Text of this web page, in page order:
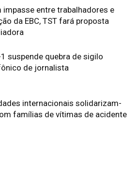
impasse entre trabalhadores e
da EBC, TST fará proposta
1 suspende quebra de sigilo
de jornalista
internacionais solidarizam-
famílias de vítimas de acidente